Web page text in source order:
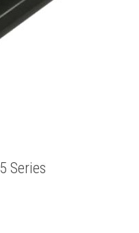
Series